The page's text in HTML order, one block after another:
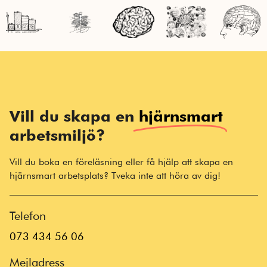
Vill du skapa en hjärnsmart
arbetsmiljö?
Vill du boka en föreläsning eller få hjälp att skapa en
hjärnsmart arbetsplats? Tveka inte att höra av dig!
Telefon
073 434 56 06
Mejladress